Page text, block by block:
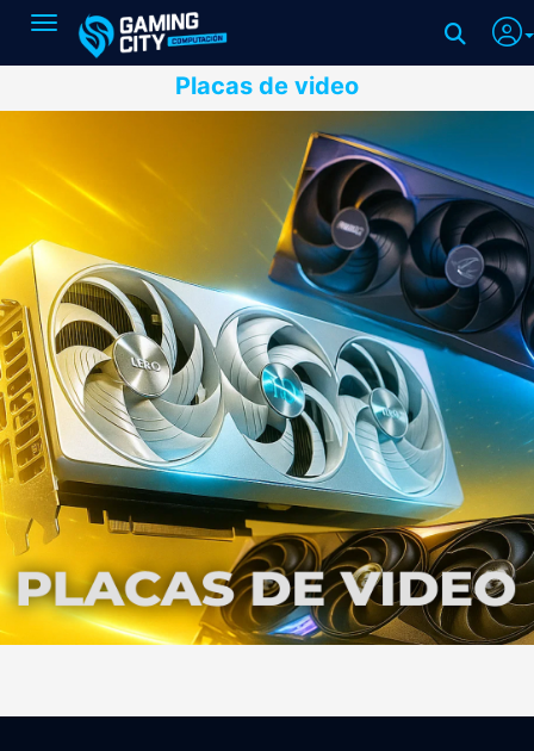
Toggle navigation
Placas de video